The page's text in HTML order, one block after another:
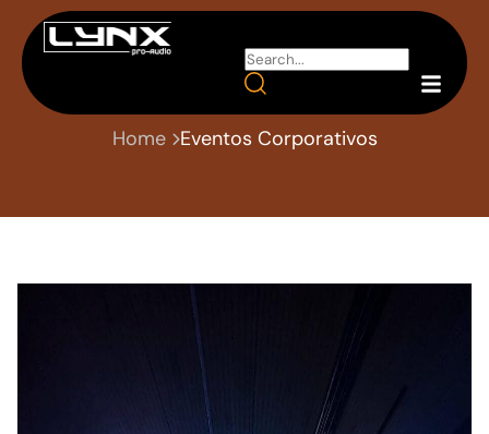
Lynx Pro Audio
Home Eventos Corporativos